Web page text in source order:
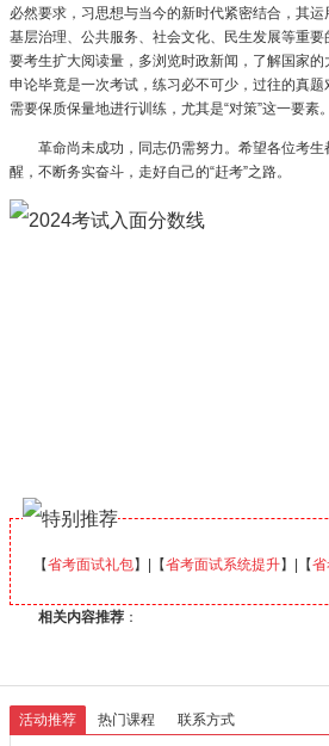
必然要求，习思想与当今的新时代紧密结合，其
基层治理、公共服务、社会文化、民生发展等重
要考生扩大阅读量，多浏览时政新闻，了解国家的
申论毕竟是一次考试，练习必不可少，过往的真
需要保质保量地进行训练，尤其是“对策”这一要素。
革命尚未成功，同志仍需努力。希望各位考
醒，不断务实奋斗，走好自己的“赶考”之路。
【省考面试礼包】|【省考面试系统提升】|【
相关内容推荐 ：
活动推荐 热门课程 联系方式